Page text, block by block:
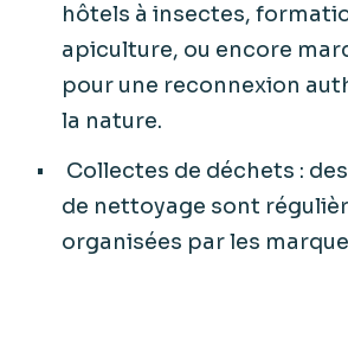
hôtels à insectes,
apiculture, ou encore
pour une reconnexion
la nature.
Collectes de déchets :
de nettoyage sont
organisées par les